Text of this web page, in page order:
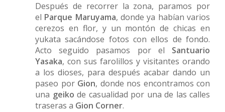
Después de recorrer la zona, paramos por
el Parque Maruyama, donde ya habían varios
cerezos en flor, y un montón de chicas en
yukata sacándose fotos con ellos de fondo.
Acto seguido pasamos por el Santuario
Yasaka, con sus farolillos y visitantes orando
a los dioses, para después acabar dando un
paseo por Gion, donde nos encontramos con
una geiko de casualidad por una de las calles
traseras a Gion Corner.